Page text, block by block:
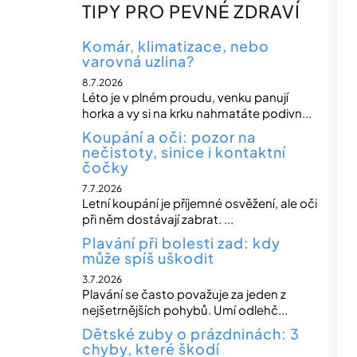
TIPY PRO PEVNÉ ZDRAVÍ
Komár, klimatizace, nebo
varovná uzlina?
8.7.2026
Léto je v plném proudu, venku panují
horka a vy si na krku nahmatáte podivn...
Koupání a oči: pozor na
nečistoty, sinice i kontaktní
čočky
7.7.2026
Letní koupání je příjemné osvěžení, ale oči
při něm dostávají zabrat. ...
Plavání při bolesti zad: kdy
může spíš uškodit
3.7.2026
Plavání se často považuje za jeden z
nejšetrnějších pohybů. Umí odlehč...
Dětské zuby o prázdninách: 3
chyby, které škodí